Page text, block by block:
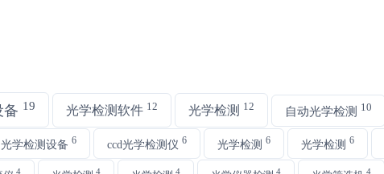
备 19 光学检测软件 12 光学检测 12 自动光学检测 10
学检测设备 6 ccd光学检测仪 6 光学检测 6 光学检测 6
4 4 4 4 4